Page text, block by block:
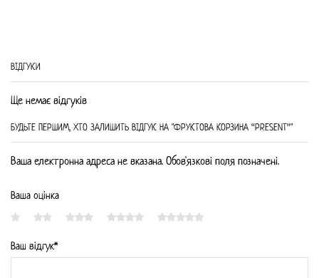
ВIДГУКИ
Ще немає відгуків
БУДЬТЕ ПЕРШИМ, ХТО ЗАЛИШИТЬ ВIДГУК НА "ФРУКТОВА КОРЗИНА “PRESENT”"
Ваша електронна адреса не вказана. Обов'язкові поля позначені.
Ваша оцінка
Ваш відгук*